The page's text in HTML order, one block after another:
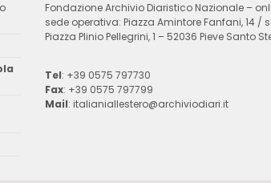
Fondazione Archivio Diaristico Nazionale –
sede operativa: Piazza Amintore Fanfani, 14 /
Piazza Plinio Pellegrini, 1 – 52036 Pieve Santo
Tel: +39 0575 797730
Fax: +39 0575 797799
Mail: italianiallestero@archiviodiari.it